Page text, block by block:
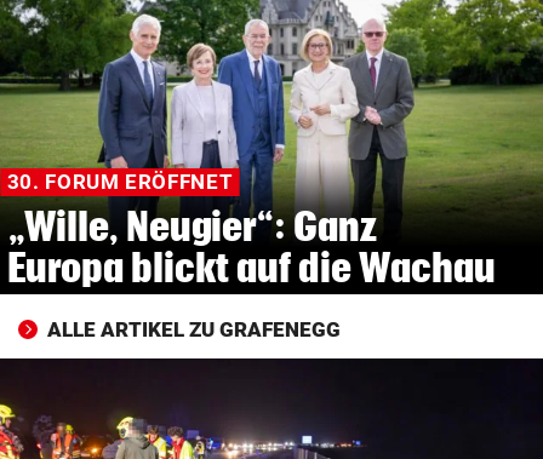
© Krone Multimedia GmbH & Co KG 2026
Muthgasse 2, 1190 Wien
30. FORUM ERÖFFNET
„Wille, Neugier“: Ganz
Europa blickt auf die Wachau
ALLE ARTIKEL ZU GRAFENEGG